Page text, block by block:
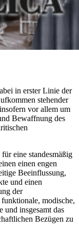
in erster Linie der
stehender
vor allem um
Bewaffnung des
eine standesmäßig
einen engen
Beeinflussung,
und einen
der
modische,
und insgesamt das
Bezügen zu